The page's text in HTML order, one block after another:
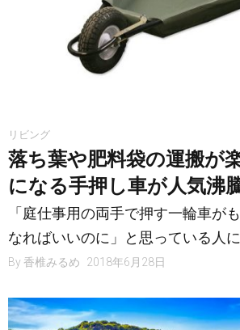
リビング
落ち葉や肥料袋の運搬が
になる手押し車が人気沸
「庭仕事用の両手で押す一輪車が
なればいいのに」と思っている人
By 香椎みるめ 2018年6月28日